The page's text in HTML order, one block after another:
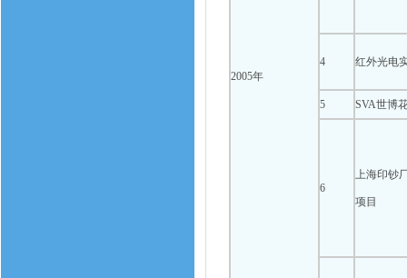
2005年
4 红外光电
5 SVA世博
6
上海印钞
项目